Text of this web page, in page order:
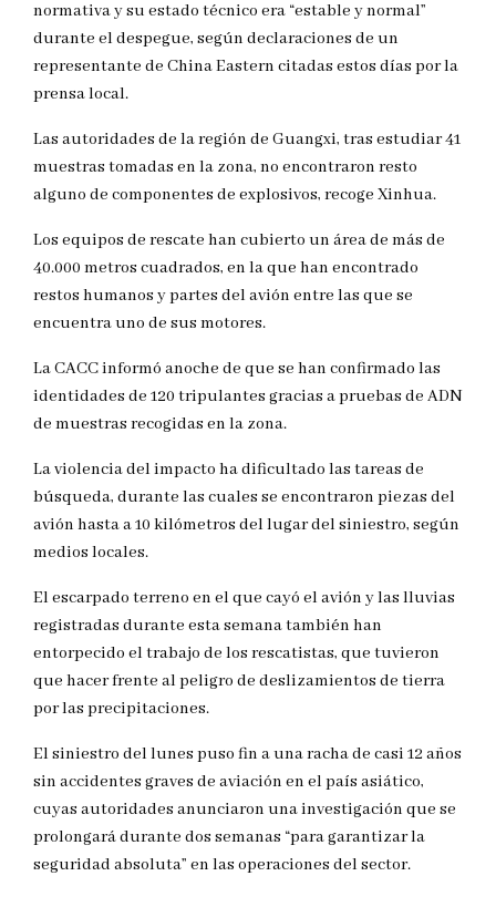
normativa y su estado técnico era “estable y normal”
durante el despegue, según declaraciones de un
representante de China Eastern citadas estos días por la
prensa local.
Las autoridades de la región de Guangxi, tras estudiar 41
muestras tomadas en la zona, no encontraron resto
alguno de componentes de explosivos, recoge Xinhua.
Los equipos de rescate han cubierto un área de más de
40.000 metros cuadrados, en la que han encontrado
restos humanos y partes del avión entre las que se
encuentra uno de sus motores.
La CACC informó anoche de que se han confirmado las
identidades de 120 tripulantes gracias a pruebas de ADN
de muestras recogidas en la zona.
La violencia del impacto ha dificultado las tareas de
búsqueda, durante las cuales se encontraron piezas del
avión hasta a 10 kilómetros del lugar del siniestro, según
medios locales.
El escarpado terreno en el que cayó el avión y las lluvias
registradas durante esta semana también han
entorpecido el trabajo de los rescatistas, que tuvieron
que hacer frente al peligro de deslizamientos de tierra
por las precipitaciones.
El siniestro del lunes puso fin a una racha de casi 12 años
sin accidentes graves de aviación en el país asiático,
cuyas autoridades anunciaron una investigación que se
prolongará durante dos semanas “para garantizar la
seguridad absoluta” en las operaciones del sector.